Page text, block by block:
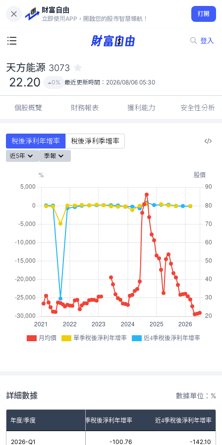
財富自由
立即使用APP，開啟您的股市智慧導航！
打開
登入
22.20
0%
天方能源 3073
22.20 0% 最近更新時間： 2026/08/06 05:30
個股概覽 財務報表 獲利能力 安全性分析
稅後淨利年增率 稅後淨利季增率
近5年 季報
月均價 單季稅後淨利年增率 近4季稅後淨利年增率
詳細數據 數據單位：%
年度/季度 單季稅後淨利年增率 近4季稅後淨利年增率
2026-Q1 -100.76 -142.10